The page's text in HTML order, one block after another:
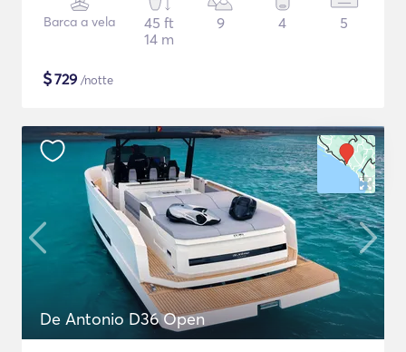
Barca a vela
45 ft
14 m
9 4 5
$729 /notte
De Antonio D36 Open